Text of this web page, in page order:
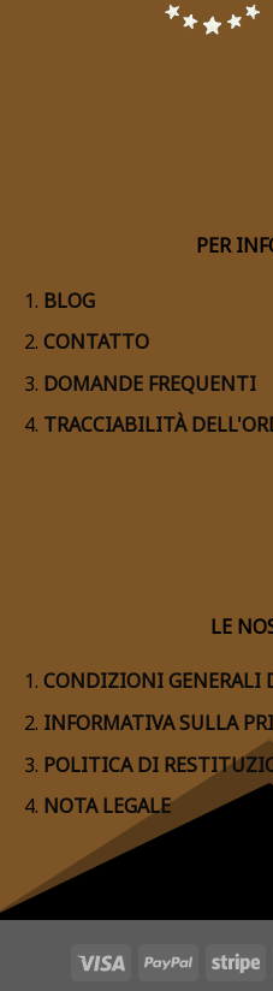
PER
BLOG
CONTATTO
DOMANDE FREQUENTI
TRACCIABILITÀ
LE NOSTRE
CONDIZIONI GENERALI
INFORMATIVA SULLA
POLITICA DI
NOTA LEGALE